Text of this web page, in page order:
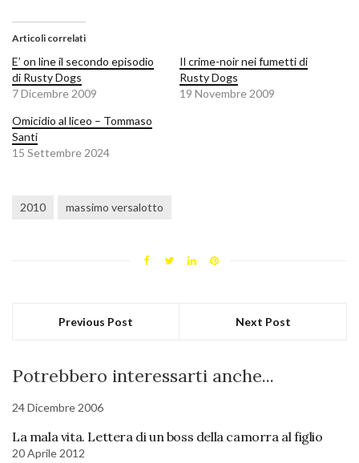
Articoli correlati
E’ on line il secondo episodio
di Rusty Dogs
7 Dicembre 2009
Il crime-noir nei fumetti di
Rusty Dogs
19 Novembre 2009
Omicidio al liceo – Tommaso
Santi
15 Settembre 2024
2010 massimo versalotto
Previous Post Next Post
Potrebbero interessarti anche...
24 Dicembre 2006
La mala vita. Lettera di un boss della camorra al figlio
20 Aprile 2012